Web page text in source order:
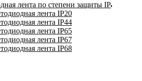
лента по степени защиты IP
лента IP20
лента IP44
лента IP65
лента IP67
лента IP68